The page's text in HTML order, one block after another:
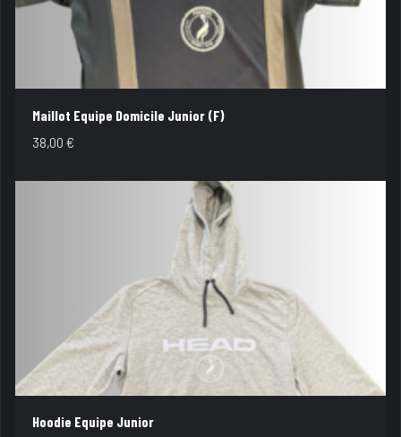
Maillot Equipe Domicile Junior (F)
38,00€
Hoodie Equipe Junior